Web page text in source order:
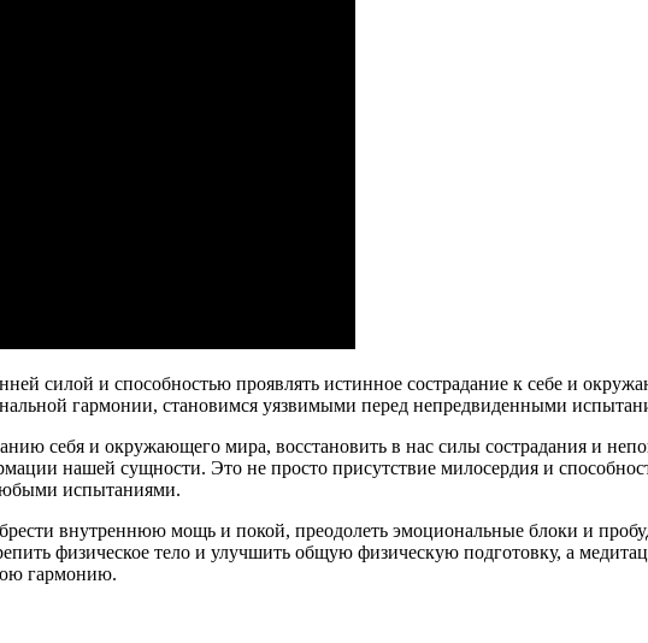
силой и способностью проявлять истинное сострадание к себе и
гармонии, становимся уязвимыми перед непредвиденными
себя и окружающего мира, восстановить в нас силы сострадания и
нашей сущности. Это не просто присутствие милосердия и
испытаниями.
внутреннюю мощь и покой, преодолеть эмоциональные блоки и
физическое тело и улучшить общую физическую подготовку, а
гармонию.